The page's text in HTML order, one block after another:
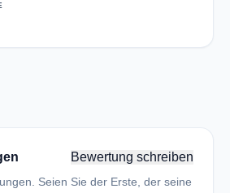
Bewertung schreiben
Seien Sie der Erste, der seine